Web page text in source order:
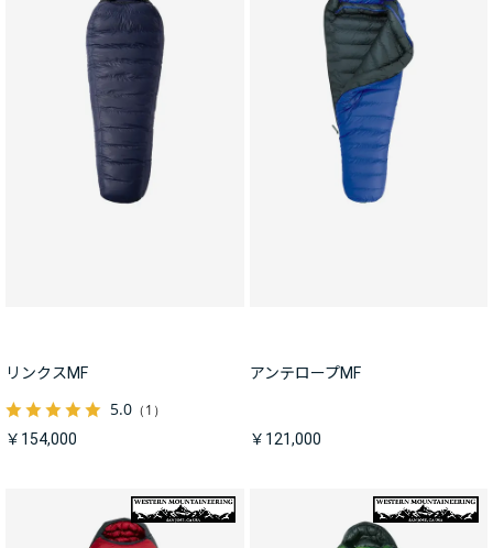
リンクスMF
5.0 （1）
￥154,000
アンテロープMF
￥121,000